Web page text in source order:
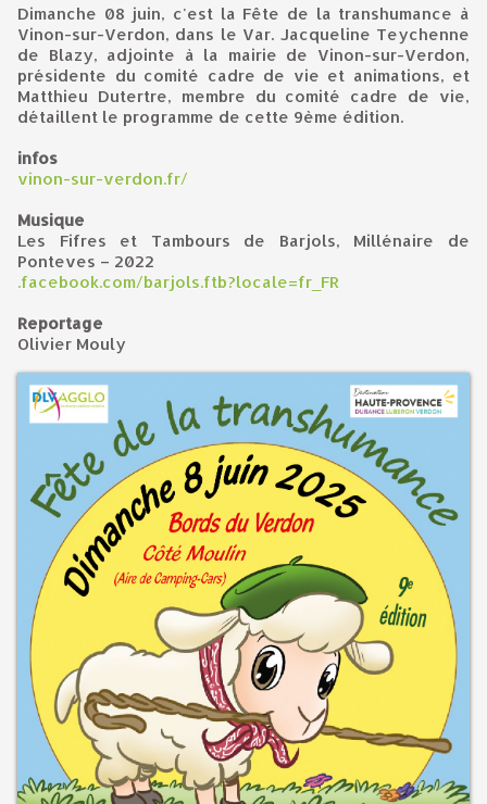
Dimanche 08 juin, c'est la Fête de la transhumance à
Vinon-sur-Verdon, dans le Var. Jacqueline Teychenne
de Blazy, adjointe à la mairie de Vinon-sur-Verdon,
présidente du comité cadre de vie et animations, et
Matthieu Dutertre, membre du comité cadre de vie,
détaillent le programme de cette 9ème édition.
infos
vinon-sur-verdon.fr/
Musique
Les Fifres et Tambours de Barjols, Millénaire de
Ponteves – 2022
.facebook.com/barjols.ftb?locale=fr_FR
Reportage
Olivier Mouly